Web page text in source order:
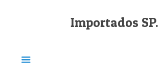
Importados SP.